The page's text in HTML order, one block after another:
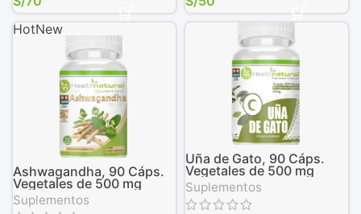
HotNew
Ashwagandha, 90 Cáps.
Vegetales de 500 mg
Suplementos
Uña de Gato, 90 Cáps.
Vegetales de 500 mg
Suplementos